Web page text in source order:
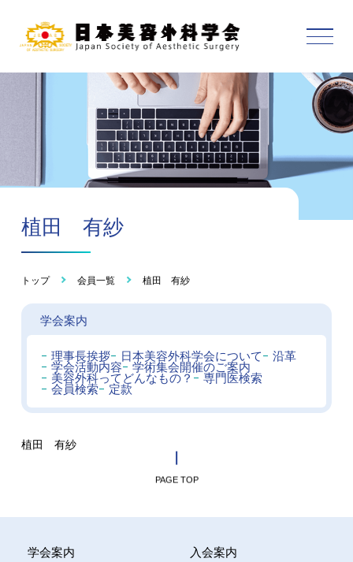
植田 有紗
トップ 会員一覧 植田 有紗
学会案内
理事長挨拶 日本美容外科学会について
沿革
学会活動内容
学術集会開催のご案内
美容外科ってどんなもの？
専門医検索
会員検索
定款
植田 有紗
PAGE TOP
学会案内 入会案内